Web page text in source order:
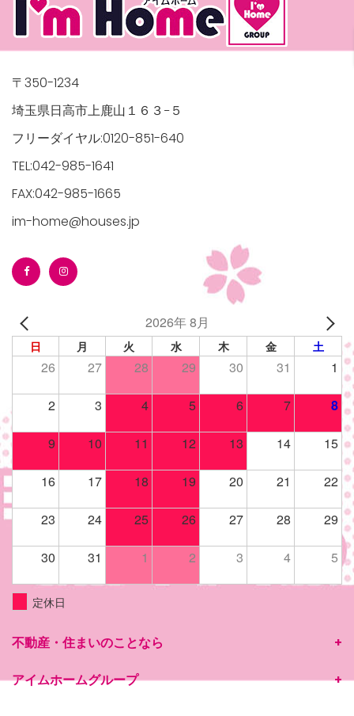
〒350-1234
埼玉県日高市上鹿山１６３−５
フリーダイヤル:0120-851-640
TEL:042-985-1641
FAX:042-985-1665
im-home@houses.jp
2026年 8月
日 月 火 水 木 金 土
26 27 28 29 30 31 1
2 3 4 5 6 7 8
9 10 11 12 13 14 15
16 17 18 19 20 21 22
23 24 25 26 27 28 29
30 31 1 2 3 4 5
定休日
不動産・住まいのことなら
アイムホームグループ